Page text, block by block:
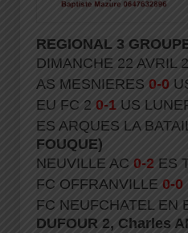
REGIONAL 3
DIMANCHE 22 AVRIL
AS MESNIERES 0-0
EU FC 2 0-1 US
ES ARQUES LA
FOUQUE)
NEUVILLE AC 0-2 ES
FC OFFRANVILLE 0-0
FC NEUFCHATEL EN
DUFOUR 2, Charles